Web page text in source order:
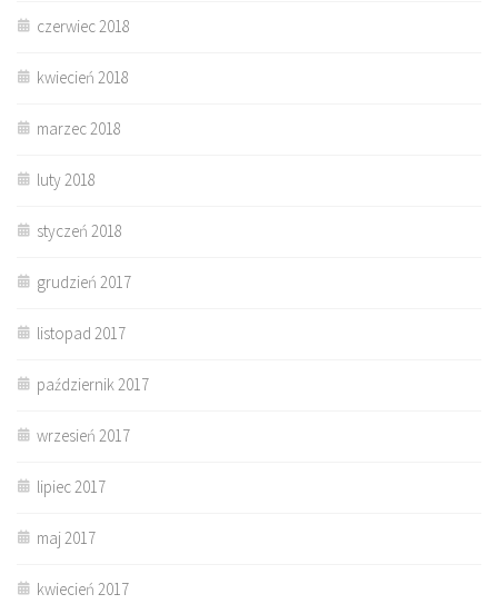
czerwiec 2018
kwiecień 2018
marzec 2018
luty 2018
styczeń 2018
grudzień 2017
listopad 2017
październik 2017
wrzesień 2017
lipiec 2017
maj 2017
kwiecień 2017